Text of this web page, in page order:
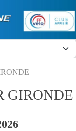
GIRONDE